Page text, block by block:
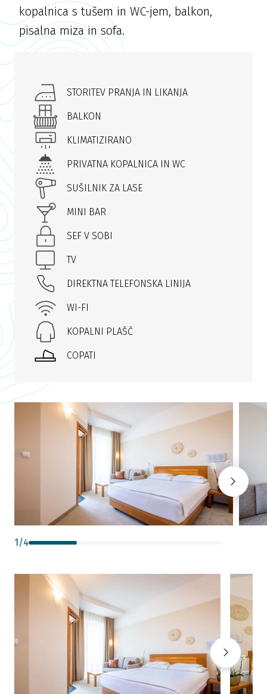
kopalnica s tušem in WC-jem, balkon,
pisalna miza in sofa.
STORITEV PRANJA IN LIKANJA
BALKON
KLIMATIZIRANO
PRIVATNA KOPALNICA IN WC
SUŠILNIK ZA LASE
MINI BAR
SEF V SOBI
TV
DIREKTNA TELEFONSKA LINIJA
WI-FI
KOPALNI PLAŠČ
COPATI
1 /4